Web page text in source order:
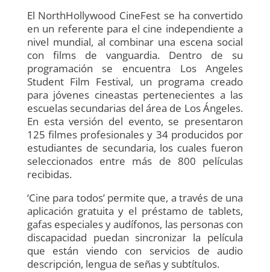
El NorthHollywood CineFest se ha convertido
en un referente para el cine independiente a
nivel mundial, al combinar una escena social
con films de vanguardia. Dentro de su
programación se encuentra Los Angeles
Student Film Festival, un programa creado
para jóvenes cineastas pertenecientes a las
escuelas secundarias del área de Los Ángeles.
En esta versión del evento, se presentaron
125 filmes profesionales y 34 producidos por
estudiantes de secundaria, los cuales fueron
seleccionados entre más de 800 películas
recibidas.
‘Cine para todos’ permite que, a través de una
aplicación gratuita y el préstamo de tablets,
gafas especiales y audífonos, las personas con
discapacidad puedan sincronizar la película
que están viendo con servicios de audio
descripción, lengua de señas y subtítulos.